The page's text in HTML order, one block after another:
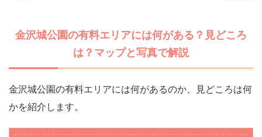
金沢城公園の有料エリアには何がある？見どころ
は？マップと写真で解説
金沢城公園の有料エリアには何があるのか、見どころは何
かを紹介します。